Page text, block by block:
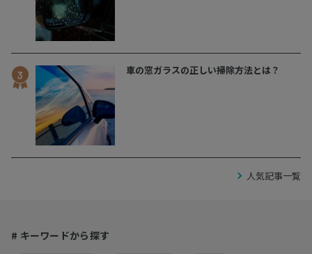
車の窓ガラスの正しい掃除方法とは？
人気記事一覧
# キーワードから探す